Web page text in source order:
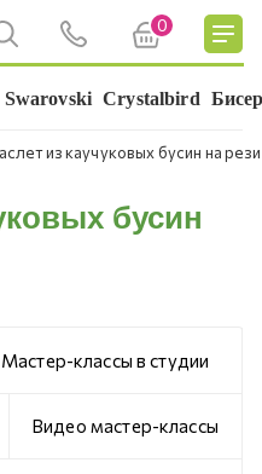
0
Swarovski Crystalbird
из каучуковых бусин на
бусин
Мастер-классы в студии
Видео мастер-классы